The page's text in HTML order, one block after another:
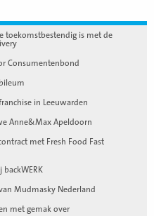
toekomstbestendig is met de
Consumentenbond
in Leeuwarden
Anne&Max Apeldoorn
met Fresh Food Fast
Mudmasky Nederland
met gemak over